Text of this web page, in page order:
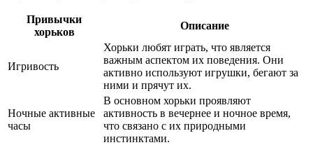
Привычки
хорьков
Описание
Игривость
Хорьки любят играть, что является
важным аспектом их поведения. Они
активно используют игрушки, бегают за
ними и прячут их.
Ночные активные
часы
В основном хорьки проявляют
активность в вечернее и ночное время,
что связано с их природными
инстинктами.